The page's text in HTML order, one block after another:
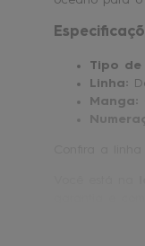
Tipo de
Linha:
Manga: